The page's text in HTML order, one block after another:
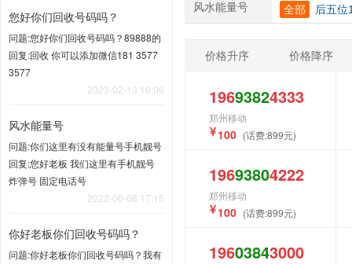
您好你们回收号码吗？
问题:您好你们回收号码吗？89888的
回复:回收 你可以添加微信181 3577
3577
2023-02-13 16:06
风水能量号
问题:你们这里有没有能量号手机靓号
回复:您好老板 我们这里有手机靓号
炸弹号 固定电话号
2022-06-08 17:15
你好老板你们回收号码吗？
问题:你好老板你们回收号码吗？我有
风水能量号 全部 后五位
价格升序 价格降序
19693824333
郑州移动
100 (话费:899元)
19693804222
郑州移动
100 (话费:899元)
19603843000